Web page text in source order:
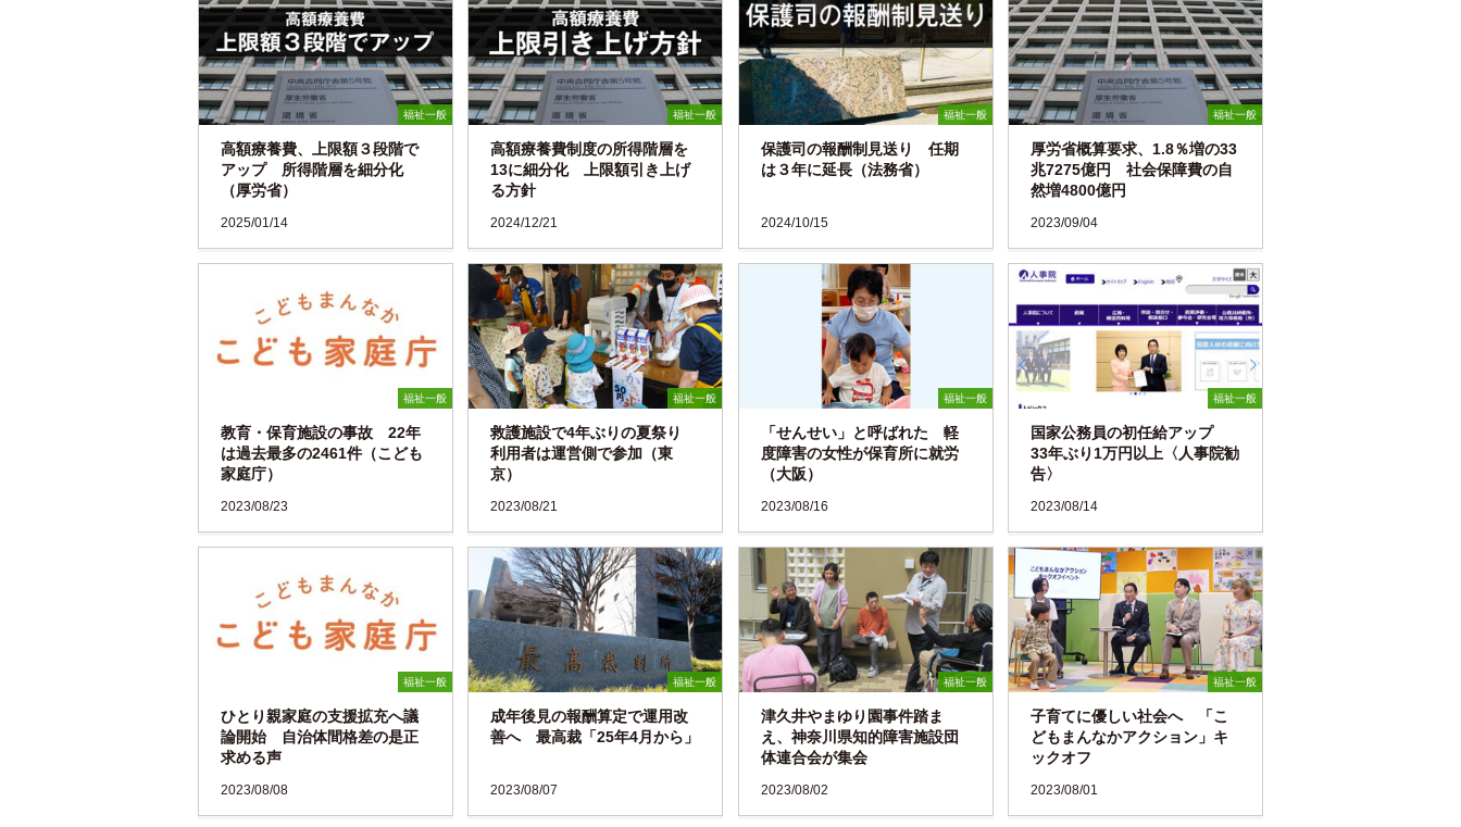
福祉一般
高額療養費、上限額３段階で
アップ 所得階層を細分化
（厚労省）
2025/01/14
福祉一般
高額療養費制度の所得階層を
13に細分化 上限額引き上げ
る方針
2024/12/21
福祉一般
保護司の報酬制見送り 任期
は３年に延長（法務省）
2024/10/15
福祉一般
厚労省概算要求、1.8％増の33
兆7275億円 社会保障費の自
然増4800億円
2023/09/04
福祉一般
教育・保育施設の事故 22年
は過去最多の2461件（こども
家庭庁）
2023/08/23
福祉一般
救護施設で4年ぶりの夏祭り
利用者は運営側で参加（東
京）
2023/08/21
福祉一般
「せんせい」と呼ばれた 軽
度障害の女性が保育所に就労
（大阪）
2023/08/16
福祉一般
国家公務員の初任給アップ
33年ぶり1万円以上〈人事院勧
告〉
2023/08/14
福祉一般
ひとり親家庭の支援拡充へ議
論開始 自治体間格差の是正
求める声
2023/08/08
福祉一般
成年後見の報酬算定で運用改
善へ 最高裁「25年4月から」
2023/08/07
福祉一般
津久井やまゆり園事件踏ま
え、神奈川県知的障害施設団
体連合会が集会
2023/08/02
福祉一般
子育てに優しい社会へ 「こ
どもまんなかアクション」キ
ックオフ
2023/08/01